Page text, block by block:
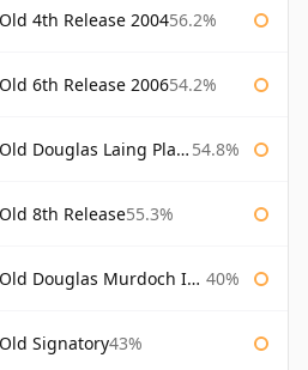
4th Release 200456.2%
6th Release 200654.2%
Laing Platinum Selection 54.8%
8th Release55.3%
Murdoch Independent Bottling 40%
Signatory43%